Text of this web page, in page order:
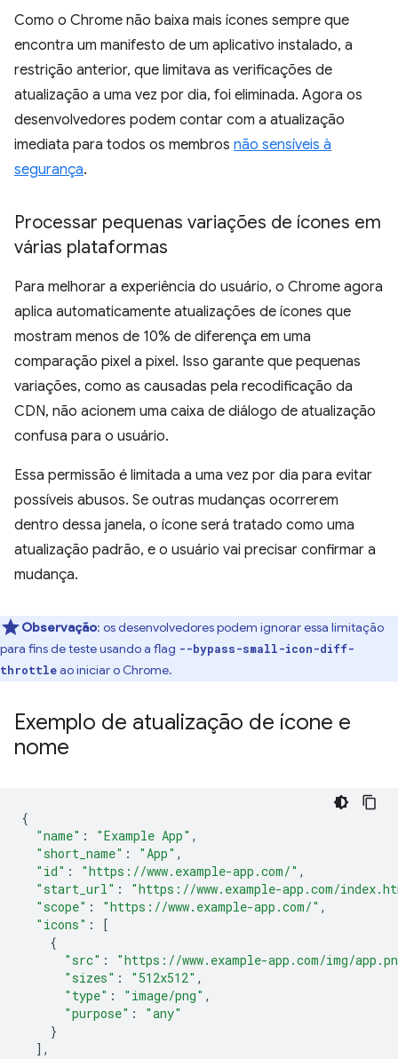
Como o Chrome não baixa mais ícones sempre que
encontra um manifesto de um aplicativo instalado, a
restrição anterior, que limitava as verificações de
atualização a uma vez por dia, foi eliminada. Agora os
desenvolvedores podem contar com a atualização
imediata para todos os membros não sensíveis à
segurança.
Processar pequenas variações de ícones em
várias plataformas
Para melhorar a experiência do usuário, o Chrome agora
aplica automaticamente atualizações de ícones que
mostram menos de 10% de diferença em uma
comparação pixel a pixel. Isso garante que pequenas
variações, como as causadas pela recodificação da
CDN, não acionem uma caixa de diálogo de atualização
confusa para o usuário.
Essa permissão é limitada a uma vez por dia para evitar
possíveis abusos. Se outras mudanças ocorrerem
dentro dessa janela, o ícone será tratado como uma
atualização padrão, e o usuário vai precisar confirmar a
mudança.
Observação: os desenvolvedores podem ignorar essa limitação
para fins de teste usando a flag --bypass-small-icon-diff-
throttleao iniciar o Chrome.
Exemplo de atualização de ícone e
nome
{
"name" : "Example App" ,
"short_name" : "App" ,
"id" : "https://www.example-app.com/" ,
"start_url" :
"https://www.example-app.com/
"scope" : "https://www.example-app.com/" ,
"icons" :
[
{
"src" :
"https://www.example-app.com/img/
"sizes" : "512x512" ,
"type" : "image/png" ,
"purpose" :
"any"
}
],